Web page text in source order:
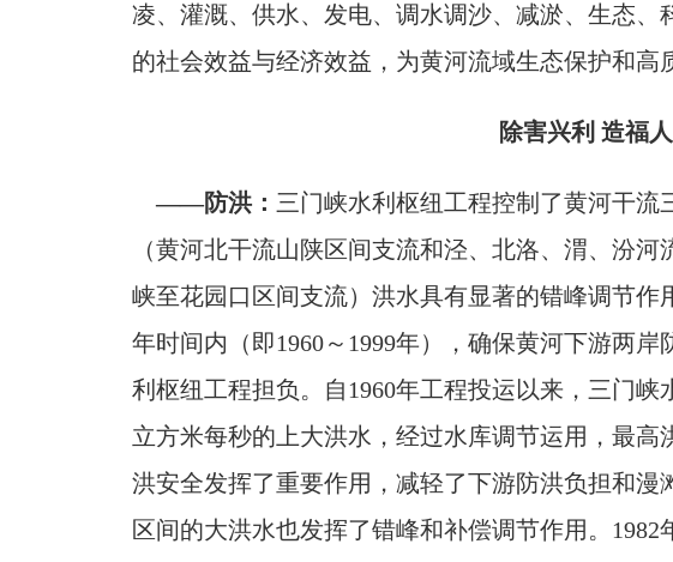
凌、灌溉、供水、发电、调水调沙、减淤、生态
的社会效益与经济效益，为黄河流域生态保护和高
除害兴利 造福
——防洪： 三门峡水利枢纽工程控制了黄河干
（黄河北干流山陕区间支流和泾、北洛、渭、汾
峡至花园口区间支流）洪水具有显著的错峰调节作
年时间内（即1960～1999年），确保黄河下游两
利枢纽工程担负。自1960年工程投运以来，三门峡
立方米每秒的上大洪水，经过水库调节运用，最高
洪安全发挥了重要作用，减轻了下游防洪负担和
区间的大洪水也发挥了错峰和补偿调节作用。